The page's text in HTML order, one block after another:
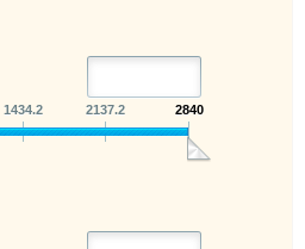
1434.2 2137.2 2840